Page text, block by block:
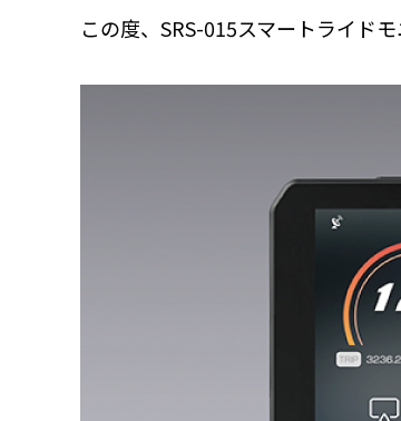
この度、SRS-015スマートライド